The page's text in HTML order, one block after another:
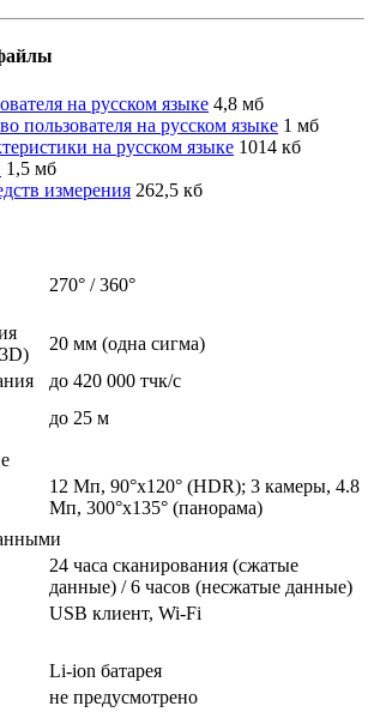
на русском языке 4,8 мб
пользователя на русском языке 1 мб
на русском языке 1014 кб
1,5 мб
измерения 262,5 кб
270° / 360°
20 мм (одна сигма)
до 420 000 тчк/с
до 25 м
12 Мп, 90°x120° (HDR); 3 камеры, 4.8
Мп, 300°x135° (панорама)
24 часа сканирования (сжатые
данные) / 6 часов (несжатые данные)
USB клиент, Wi-Fi
Li-ion батарея
не предусмотрено